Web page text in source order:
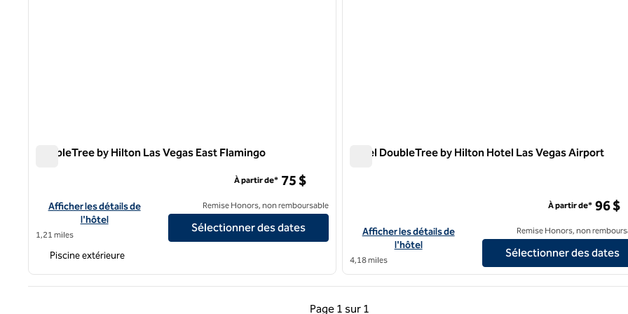
DoubleTree by Hilton Las Vegas East Flamingo
Afficher les détails de l'hôtel DoubleTree by Hilton Las Vegas East Flamingo
Afficher les détails de
l'hôtel
1,21 miles
À partir de* 75 $
Remise Honors, non remboursable
Sélectionner des dates
Piscine extérieure
Hôtel DoubleTree by Hilton Hotel Las Vegas Airport
Afficher les détails de l'hôtel DoubleTree by Hilton Hotel Las
Afficher les détails de
l'hôtel
4,18 miles
À partir de* 96 $
Remise Honors, non
Sélectionner des dates
Page précédente, 1 sur 1
Page 1 sur 1